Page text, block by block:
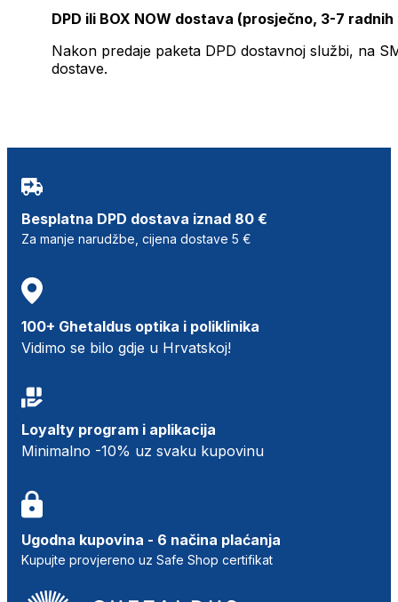
DPD ili BOX NOW dostava (prosječno, 3-7 radnih
Nakon predaje paketa DPD dostavnoj službi, na
dostave.
Besplatna DPD dostava iznad 80 €
Za manje narudžbe, cijena dostave 5 €
100+ Ghetaldus optika i poliklinika
Vidimo se bilo gdje u Hrvatskoj!
Loyalty program i aplikacija
Minimalno -10% uz svaku kupovinu
Ugodna kupovina - 6 načina plaćanja
Kupujte provjereno uz Safe Shop certifikat